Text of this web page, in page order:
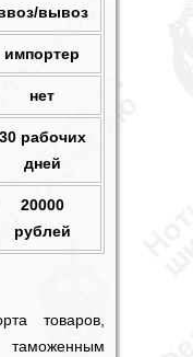
вывоз
импортер
нет
30 рабочих
дней
20000
рублей
товаров,